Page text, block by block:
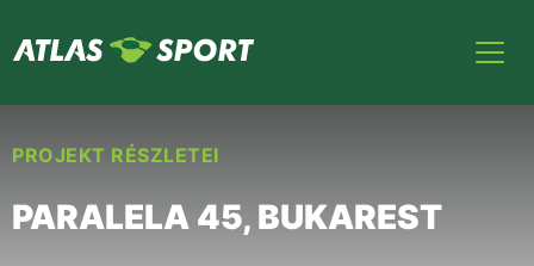
PROJEKT RÉSZLETEI
PARALELA 45, BUKAREST